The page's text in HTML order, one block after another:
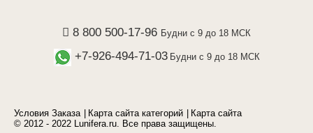
8 800 500-17-96 Будни с 9 до 18 МСК
+7-926-494-71-03 Будни с 9 до 18 МСК
Условия Заказа Карта сайта категорий
Карта сайта
© 2012 - 2022 Lunifera.ru. Все права защищены.